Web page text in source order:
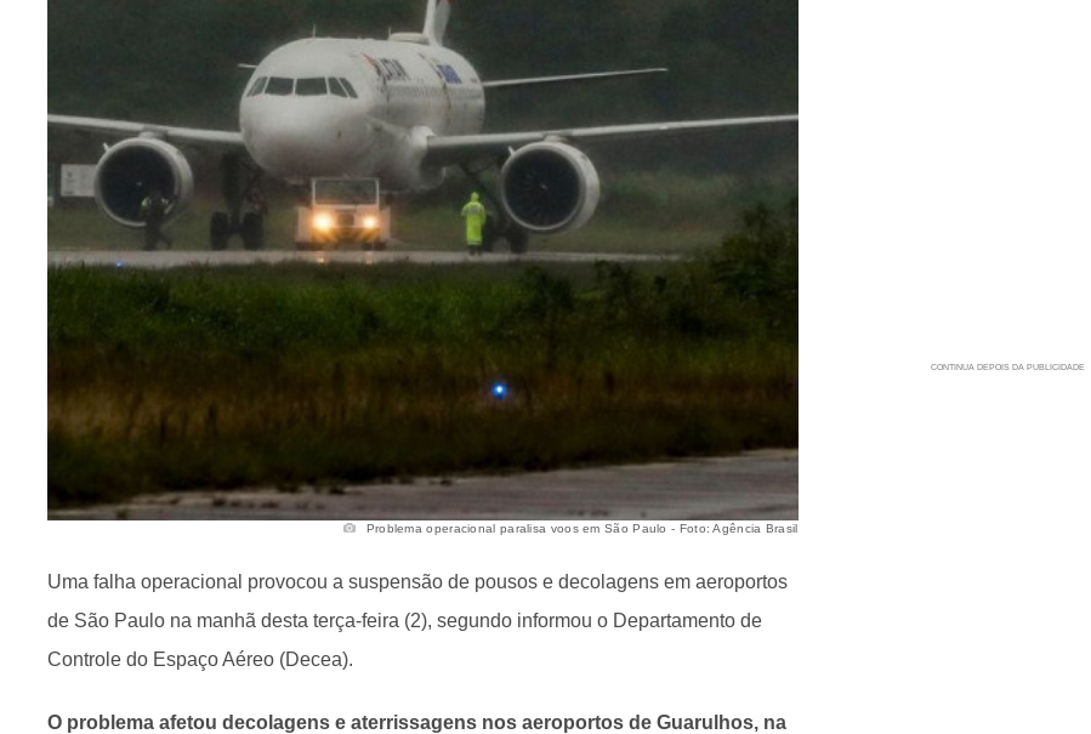
Problema operacional paralisa voos em São Paulo - Foto: Agência Brasil
Uma falha operacional provocou a suspensão de pousos e decolagens em aeroportos
de São Paulo na manhã desta terça-feira (2), segundo informou o Departamento de
Controle do Espaço Aéreo (Decea).
O problema afetou decolagens e aterrissagens nos aeroportos de Guarulhos, na